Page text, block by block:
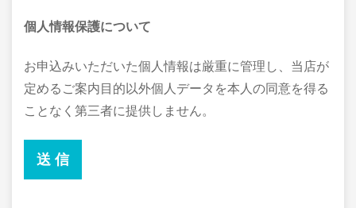
個人情報保護について
お申込みいただいた個人情報は厳重に管理し、当店が
定めるご案内目的以外個人データを本人の同意を得る
ことなく第三者に提供しません。